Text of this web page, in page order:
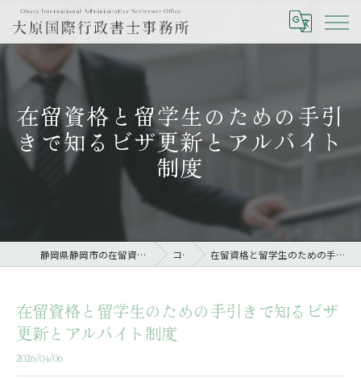
在留資格と留学生のための手引
きで知るビザ更新とアルバイト
制度
静岡県静岡市の在留資格なら大原国際行政書士事務所 コラム 在留資格と留学生のための手引きで知るビザ更新とアルバイト制度
在留資格と留学生のための手引きで知るビザ
更新とアルバイト制度
2026/04/06